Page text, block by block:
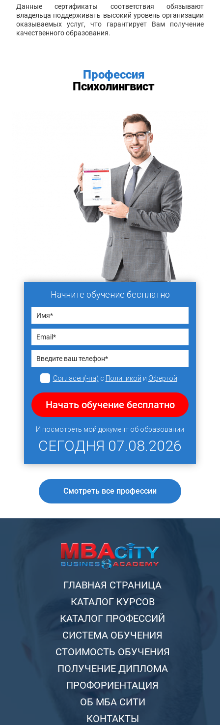
Данные сертификаты соответствия обязывают
владельца поддерживать высокий уровень организации
оказываемых услуг, что гарантирует Вам получение
качественного образования.
Профессия
Психолингвист
Начните обучение бесплатно
Согласен(-на) с Политикой и Офертой
Начать обучение бесплатно
И посмотреть мой документ об образовании
СЕГОДНЯ 07.08.2026
Смотреть все профессии
ГЛАВНАЯ СТРАНИЦА
КАТАЛОГ КУРСОВ
КАТАЛОГ ПРОФЕССИЙ
СИСТЕМА ОБУЧЕНИЯ
СТОИМОСТЬ ОБУЧЕНИЯ
ПОЛУЧЕНИЕ ДИПЛОМА
ПРОФОРИЕНТАЦИЯ
ОБ МБА СИТИ
КОНТАКТЫ